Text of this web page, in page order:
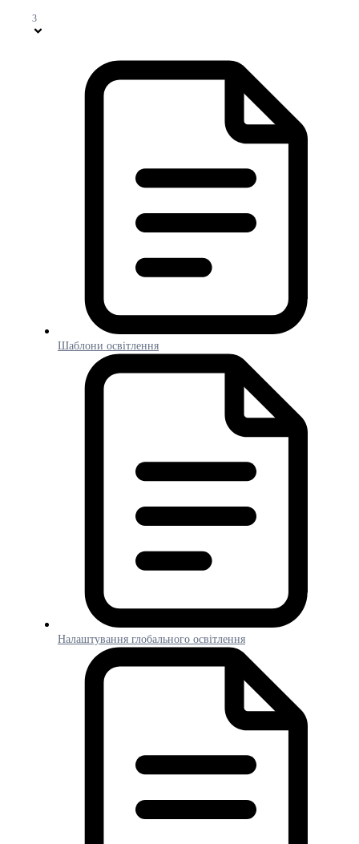
3
Шаблони освітлення
Налаштування глобального освітлення